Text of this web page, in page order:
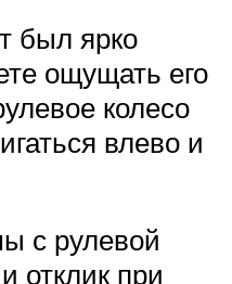
был ярко
ощущать его
колесо
влево и
с рулевой
отклик при